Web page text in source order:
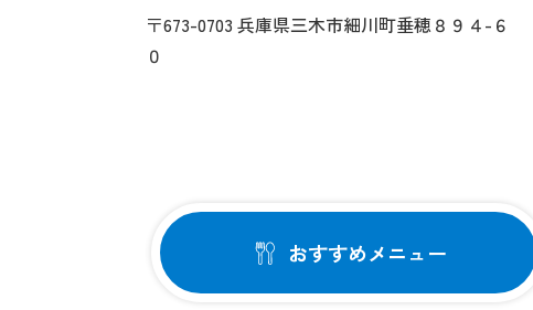
〒673-0703 兵庫県三木市細川町垂穂８９４-６
０
おすすめメニュー